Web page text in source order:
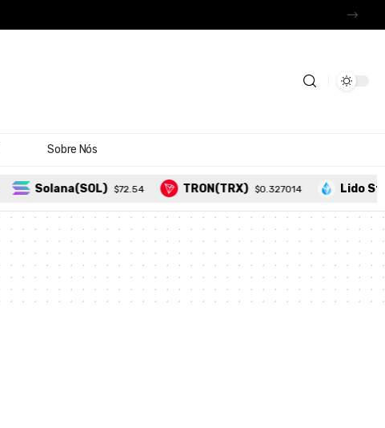
Sobre Nós
Solana(SOL) $72.54 TRON(TRX) $0.327014 Lido